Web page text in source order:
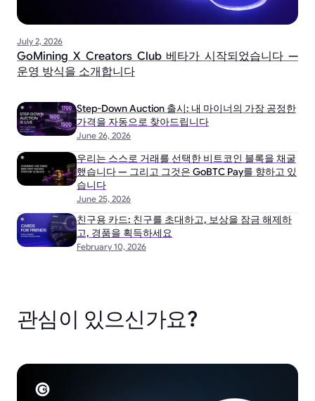
July 2, 2026
GoMining X Creators Club 베타가 시작되었습니다 —
운영 방식을 소개합니다
June 26, 2026
Step-Down Auction 출시: 내 마이너의 가장 공정한
가격을 자동으로 찾아드립니다
June 25, 2026
우리는 스스로 거래를 선택한 비트코인 블록을 채굴
했습니다 — 그리고 그것은 GoBTC Pay를 향하고 있
습니다
February 10, 2026
친구용 카드: 친구를 초대하고, 보상을 잠금 해제하
고, 경품을 획득하세요
관심이 있으신가요?